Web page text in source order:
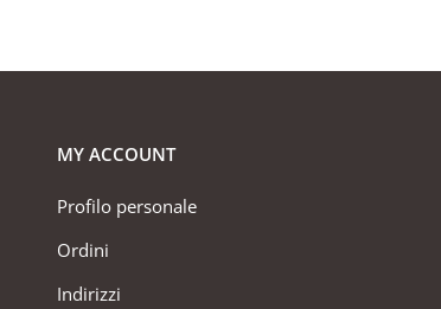
MY ACCOUNT
Profilo personale
Ordini
Indirizzi